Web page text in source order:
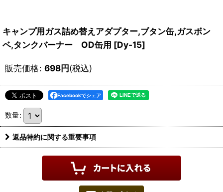
キャンプ用ガス詰め替えアダプター,ブタン缶,ガスボン
ベ,タンクバーナー OD缶用 [Dy-15]
販売価格: 698円(税込)
Facebookでシェア
数量:
返品特約に関する重要事項